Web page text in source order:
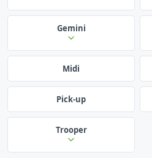
Gemini
Midi
Pick-up
Trooper